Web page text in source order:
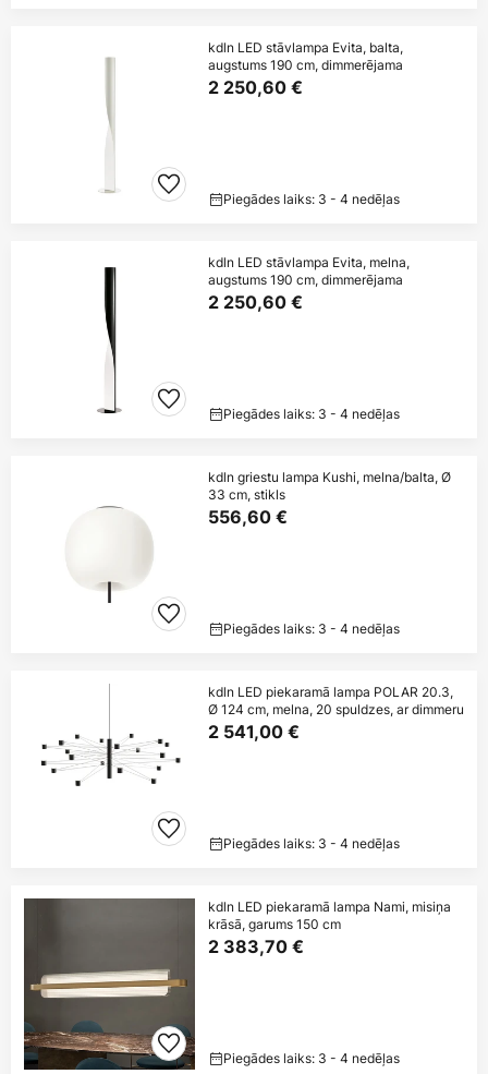
kdln LED stāvlampa Evita, balta,
augstums 190 cm, dimmerējama
2 250,60 €
Piegādes laiks: 3 - 4 nedēļas
kdln LED stāvlampa Evita, melna,
augstums 190 cm, dimmerējama
2 250,60 €
Piegādes laiks: 3 - 4 nedēļas
kdln griestu lampa Kushi, melna/balta, Ø
33 cm, stikls
556,60 €
Piegādes laiks: 3 - 4 nedēļas
kdln LED piekaramā lampa POLAR 20.3,
Ø 124 cm, melna, 20 spuldzes, ar dimmeru
2 541,00 €
Piegādes laiks: 3 - 4 nedēļas
kdln LED piekaramā lampa Nami, misiņa
krāsā, garums 150 cm
2 383,70 €
Piegādes laiks: 3 - 4 nedēļas